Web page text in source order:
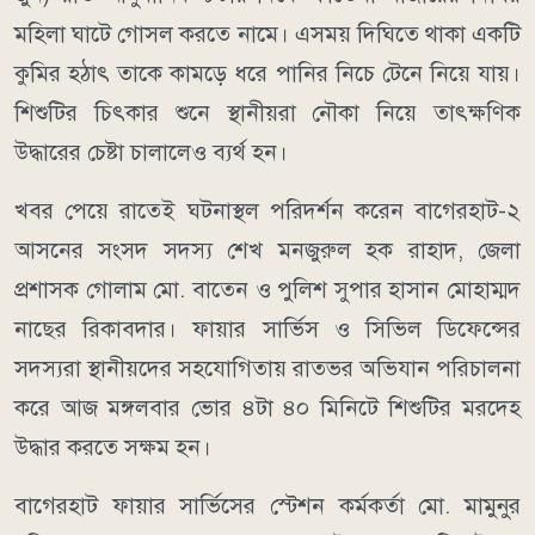
মহিলা ঘাটে গোসল করতে নামে। এসময় দিঘিতে থাকা একটি
কুমির হঠাৎ তাকে কামড়ে ধরে পানির নিচে টেনে নিয়ে যায়।
শিশুটির চিৎকার শুনে স্থানীয়রা নৌকা নিয়ে তাৎক্ষণিক
উদ্ধারের চেষ্টা চালালেও ব্যর্থ হন।
খবর পেয়ে রাতেই ঘটনাস্থল পরিদর্শন করেন বাগেরহাট-২
আসনের সংসদ সদস্য শেখ মনজুরুল হক রাহাদ, জেলা
প্রশাসক গোলাম মো. বাতেন ও পুলিশ সুপার হাসান মোহাম্মদ
নাছের রিকাবদার। ফায়ার সার্ভিস ও সিভিল ডিফেন্সের
সদস্যরা স্থানীয়দের সহযোগিতায় রাতভর অভিযান পরিচালনা
করে আজ মঙ্গলবার ভোর ৪টা ৪০ মিনিটে শিশুটির মরদেহ
উদ্ধার করতে সক্ষম হন।
বাগেরহাট ফায়ার সার্ভিসের স্টেশন কর্মকর্তা মো. মামুনুর